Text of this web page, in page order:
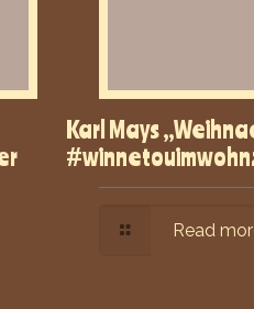
Karl Mays
Read